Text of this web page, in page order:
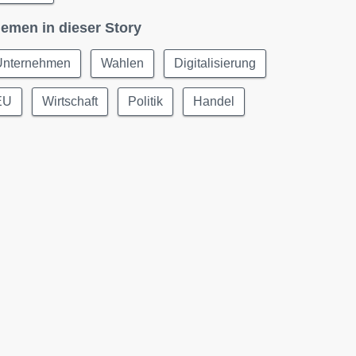
in dieser Story
Wahlen Digitalisierung
Wirtschaft Politik Handel